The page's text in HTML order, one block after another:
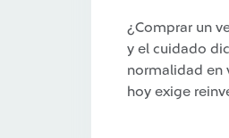
¿Comprar un
y el cuidado
normalidad en
hoy exige